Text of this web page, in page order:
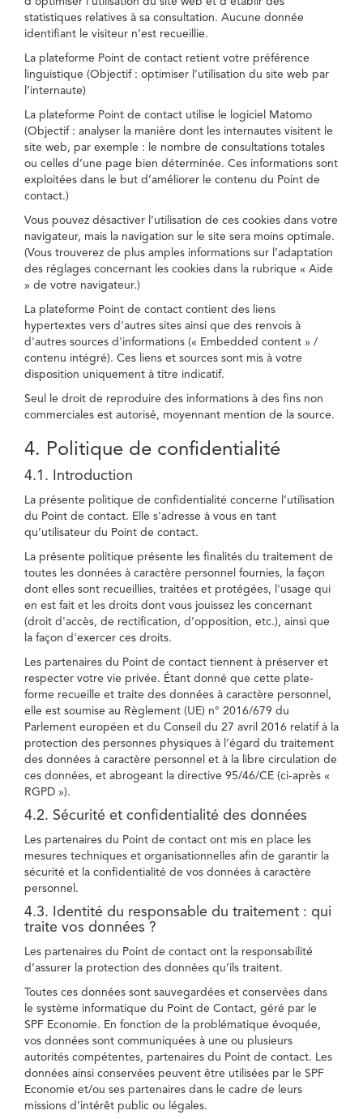
statistiques relatives à sa consultation. Aucune donnée
identifiant le visiteur n’est recueillie.
La plateforme Point de contact retient votre préférence
linguistique (Objectif : optimiser l’utilisation du site web par
l’internaute)
La plateforme Point de contact utilise le logiciel Matomo
(Objectif : analyser la manière dont les internautes visitent le
site web, par exemple : le nombre de consultations totales
ou celles d’une page bien déterminée. Ces informations sont
exploitées dans le but d’améliorer le contenu du Point de
contact.)
Vous pouvez désactiver l’utilisation de ces cookies dans votre
navigateur, mais la navigation sur le site sera moins optimale.
(Vous trouverez de plus amples informations sur l’adaptation
des réglages concernant les cookies dans la rubrique « Aide
» de votre navigateur.)
La plateforme Point de contact contient des liens
hypertextes vers d'autres sites ainsi que des renvois à
d'autres sources d'informations (« Embedded content » /
contenu intégré). Ces liens et sources sont mis à votre
disposition uniquement à titre indicatif.
Seul le droit de reproduire des informations à des fins non
commerciales est autorisé, moyennant mention de la source.
4. Politique de confidentialité
4.1. Introduction
La présente politique de confidentialité concerne l’utilisation
du Point de contact. Elle s'adresse à vous en tant
qu’utilisateur du Point de contact.
La présente politique présente les finalités du traitement de
toutes les données à caractère personnel fournies, la façon
dont elles sont recueillies, traitées et protégées, l'usage qui
en est fait et les droits dont vous jouissez les concernant
(droit d'accès, de rectification, d’opposition, etc.), ainsi que
la façon d'exercer ces droits.
Les partenaires du Point de contact tiennent à préserver et
respecter votre vie privée. Étant donné que cette plate-
forme recueille et traite des données à caractère personnel,
elle est soumise au Règlement (UE) n° 2016/679 du
Parlement européen et du Conseil du 27 avril 2016 relatif à la
protection des personnes physiques à l’égard du traitement
des données à caractère personnel et à la libre circulation de
ces données, et abrogeant la directive 95/46/CE (ci-après «
RGPD »).
4.2. Sécurité et confidentialité des données
Les partenaires du Point de contact ont mis en place les
mesures techniques et organisationnelles afin de garantir la
sécurité et la confidentialité de vos données à caractère
personnel.
4.3. Identité du responsable du traitement : qui
traite vos données ?
Les partenaires du Point de contact ont la responsabilité
d’assurer la protection des données qu’ils traitent.
Toutes ces données sont sauvegardées et conservées dans
le système informatique du Point de Contact, géré par le
SPF Economie. En fonction de la problématique évoquée,
vos données sont communiquées à une ou plusieurs
autorités compétentes, partenaires du Point de contact. Les
données ainsi conservées peuvent être utilisées par le SPF
Economie et/ou ses partenaires dans le cadre de leurs
missions d’intérêt public ou légales.